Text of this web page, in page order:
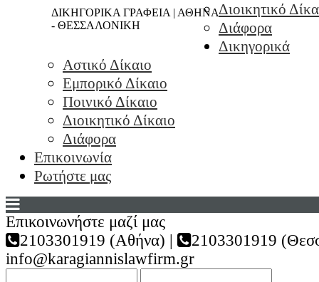
ΔΙΚΗΓΟΡΙΚΑ ΓΡΑΦΕΙΑ | ΑΘΗΝΑ
- ΘΕΣΣΑΛΟΝΙΚΗ
Διοικητικό
Διάφορα
Δικηγορικά
Αστικό Δίκαιο
Εμπορικό Δίκαιο
Ποινικό Δίκαιο
Διοικητικό Δίκαιο
Διάφορα
Επικοινωνία
Ρωτήστε μας
Επικοινωνήστε μαζί μας
2103301919 (Αθήνα) |
2103301919
info@karagiannislawfirm.gr